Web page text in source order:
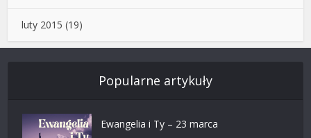
luty 2015 (19)
Popularne artykuły
Ewangelia i Ty – 23 marca